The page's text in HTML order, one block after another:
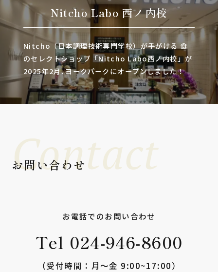
Nitcho Labo 西ノ内校
Nitcho（日本調理技術専門学校）が手がける 食
のセレクトショップ「Nitcho Labo西ノ内校」が
2025年2月､ヨークパークにオープンしました！
お問い合わせ
Contact
お電話でのお問い合わせ
Tel 024-946-8600
（受付時間：⽉〜⾦ 9:00~17:00）